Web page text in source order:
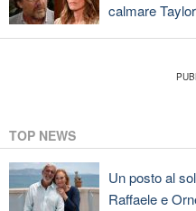
calmare Taylor
TOP NEWS
Un posto al
Raffaele e